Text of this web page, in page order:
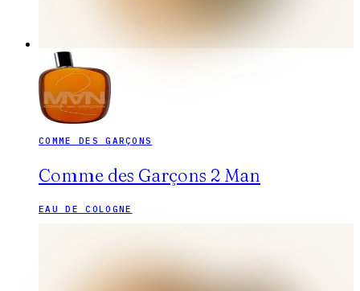
COMME DES GARÇONS
Comme des Garçons 2 Man
EAU DE COLOGNE